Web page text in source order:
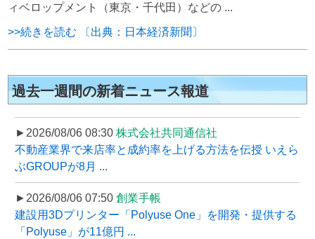
ィベロップメント（東京・千代田）などの ...
>>続きを読む 〔出典：日本経済新聞〕
過去一週間の新着ニュース報道
►2026/08/06 08:30 株式会社共同通信社
不動産業界で来店率と成約率を上げる方法を伝授 いえら
ぶGROUPが8月 ...
►2026/08/06 07:50 創業手帳
建設用3Dプリンター「Polyuse One」を開発・提供する
「Polyuse」が11億円 ...